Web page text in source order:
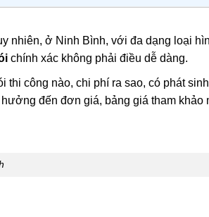
nhiên, ở Ninh Bình, với đa dạng loại
chính xác không phải điều dễ dàng.
thi công nào, chi phí ra sao, có phát
đến đơn giá, bảng giá tham khảo